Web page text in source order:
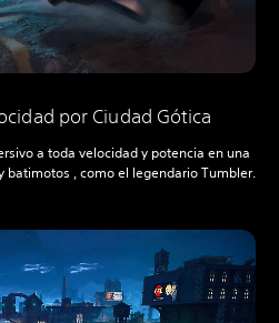
por Ciudad Gótica
a toda velocidad y potencia en una
, como el legendario Tumbler.